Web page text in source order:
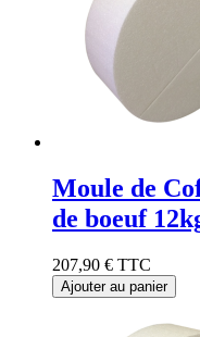
Moule de
de boeuf
207,90 € TTC
Ajouter au panier